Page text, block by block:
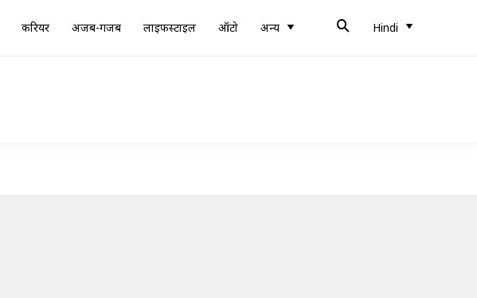
करियर अजब-गजब लाइफस्टाइल ऑटो अन्य Hindi